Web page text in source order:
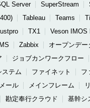
Server SuperStream
Tableau Teams
TX1 Veson IMOS
Zabbix
オープンデー
ジョブカンワークフロー
ステム
ファイネット
フ
メール メインフレーム
勘定奉行クラウド
基幹シ